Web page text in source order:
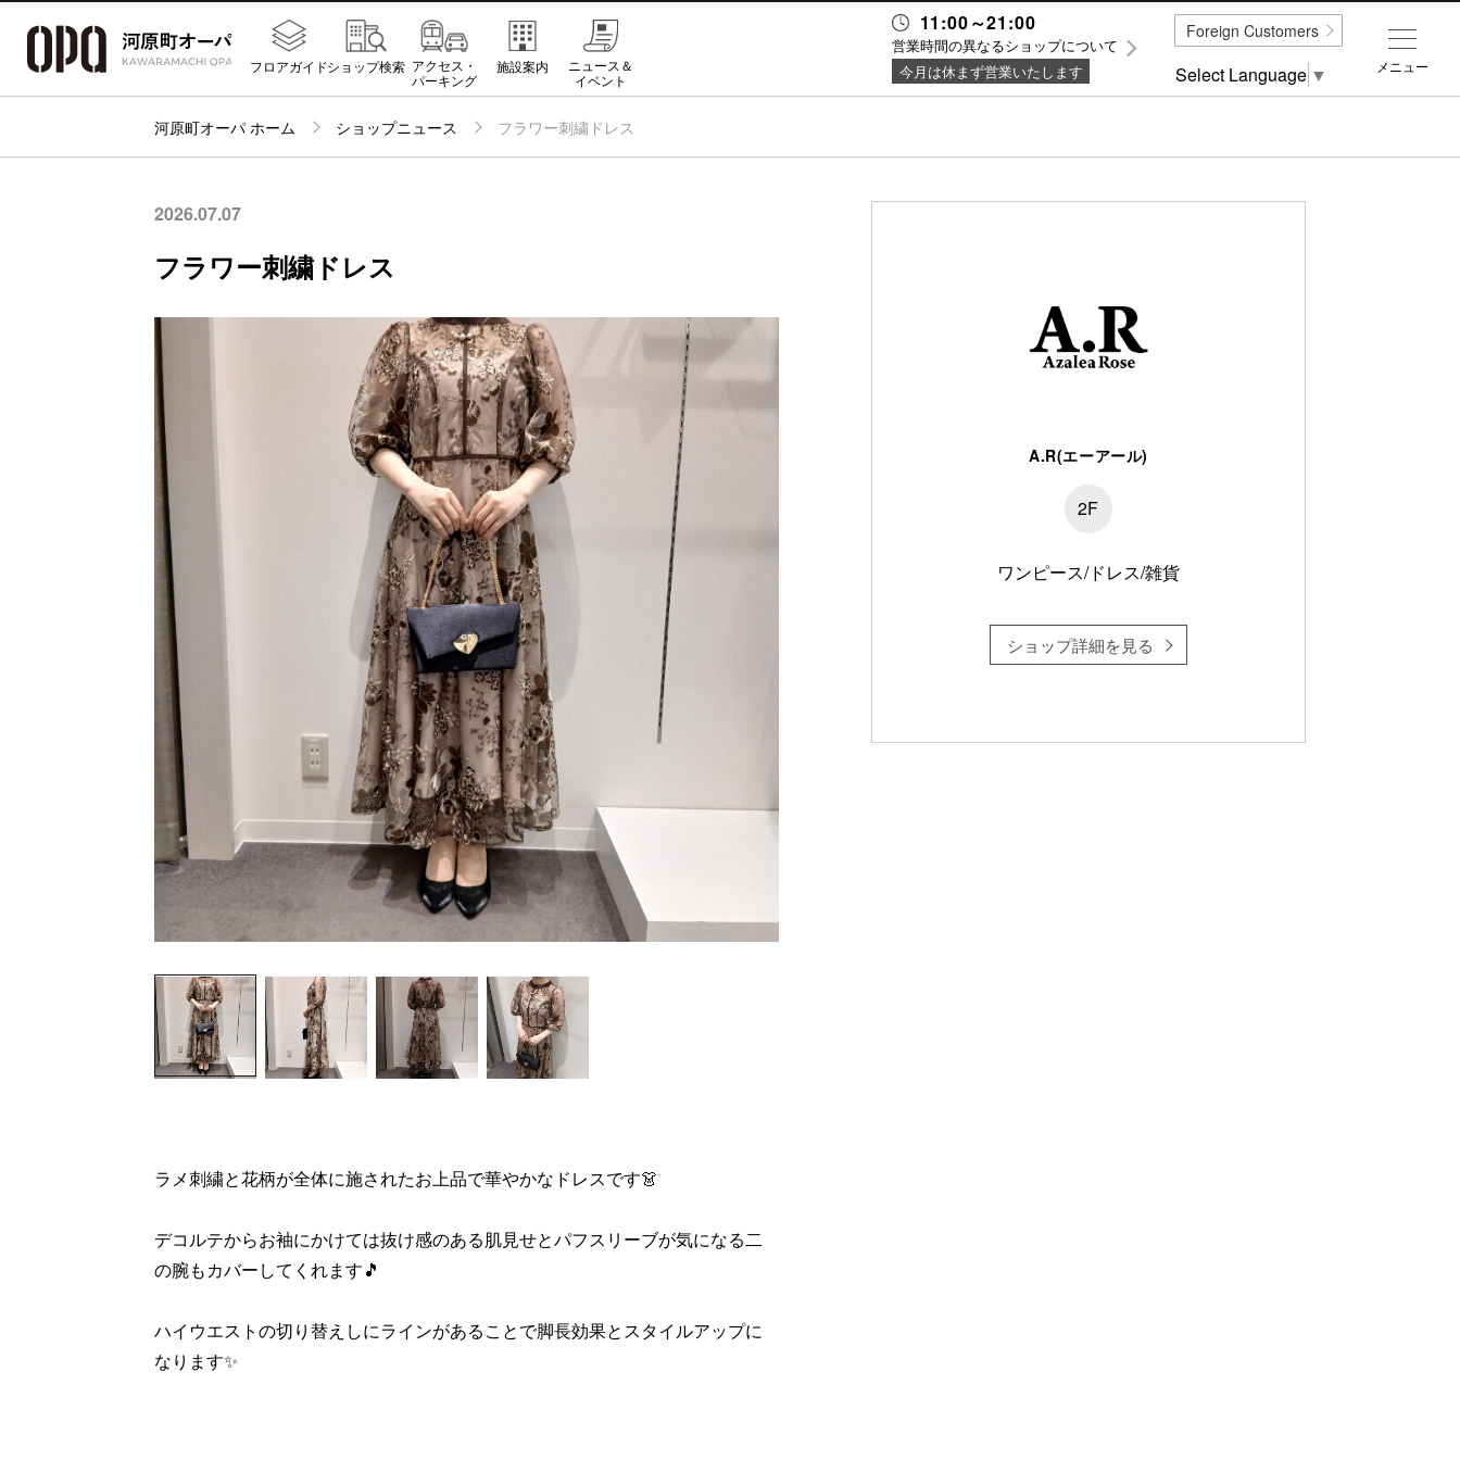
11:00～21:00
営業時間の異なるショップについて
今月は休まず営業いたします
フロアガイドショップ検索 アクセス・
パーキング
施設案内
ニュース＆
イベント
河原町オーパ ホーム ショップニュース フラワー刺繍ドレス
2026.07.07
フラワー刺繍ドレス
ラメ刺繍と花柄が全体に施されたお上品で華やかなドレスです👗
デコルテからお袖にかけては抜け感のある肌見せとパフスリーブが気になる二
の腕もカバーしてくれます🎵
ハイウエストの切り替えしにラインがあることで脚長効果とスタイルアップに
なります✨️
A.R(エーアール)
2F
ワンピース/ドレス/雑貨
ショップ詳細を見る
メニュー
Foreign Customers
Select Language ▼